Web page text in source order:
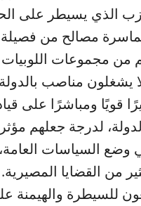
الذي يسيطر على
مصالح من
من مجموعات اللوبيات
يشغلون مناصب
قويًا ومباشرًا على
لدرجة جعلهم
وضع السياسات
من القضايا المصيرية.
للسيطرة والهيمنة